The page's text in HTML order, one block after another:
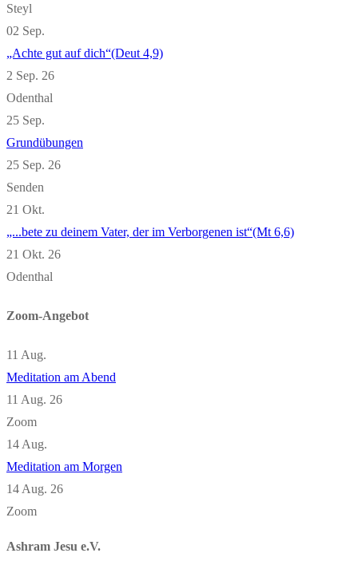
Steyl
02 Sep.
„Achte gut auf dich“(Deut 4,9)
2 Sep. 26
Odenthal
25 Sep.
Grundübungen
25 Sep. 26
Senden
21 Okt.
„...bete zu deinem Vater, der im Verborgenen ist“(Mt 6,6)
21 Okt. 26
Odenthal
Zoom-Angebot
11 Aug.
Meditation am Abend
11 Aug. 26
Zoom
14 Aug.
Meditation am Morgen
14 Aug. 26
Zoom
Ashram Jesu e.V.